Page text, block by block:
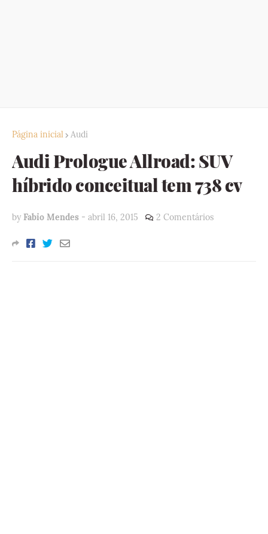
Página inicial Audi
Audi Prologue Allroad: SUV
híbrido conceitual tem 738 cv
by Fabio Mendes - abril 16, 2015 2 Comentários